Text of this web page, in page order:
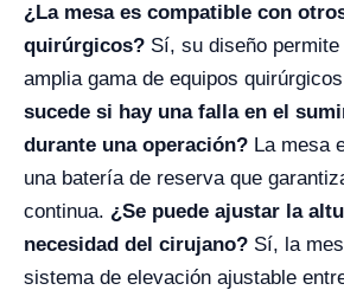
¿La mesa es compatible con
quirúrgicos? Sí, su diseño
amplia gama de equipos
sucede si hay una falla en el
durante una operación? La mesa
una batería de reserva que
continua. ¿Se puede ajustar la
necesidad del cirujano? Sí, la
sistema de elevación ajustable